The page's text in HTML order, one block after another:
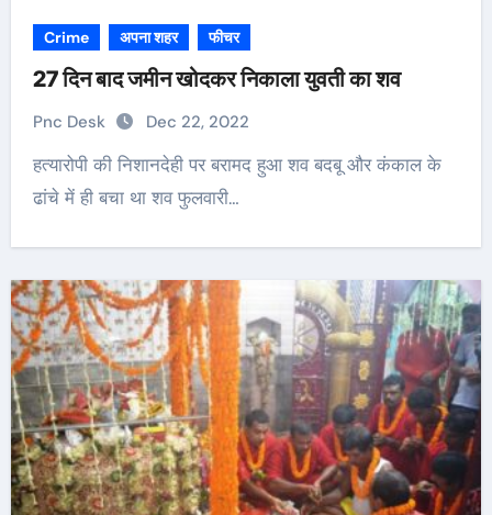
Crime अपना शहर फीचर
27 दिन बाद जमीन खोदकर निकाला युवती का शव
Pnc Desk Dec 22, 2022
हत्यारोपी की निशानदेही पर बरामद हुआ शव बदबू और कंकाल के
ढांचे में ही बचा था शव फुलवारी…